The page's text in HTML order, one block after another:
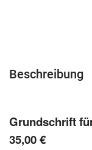
Beschreibung
Grundschrift
35,00 €